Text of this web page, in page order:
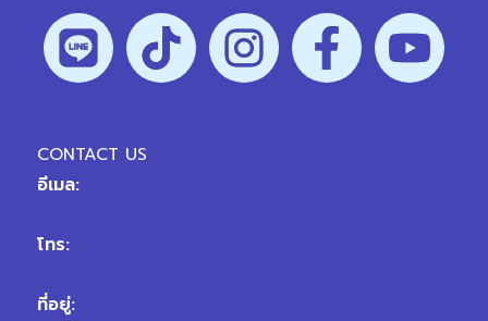
CONTACT US
อีเมล:
โทร:
ที่อยู่: